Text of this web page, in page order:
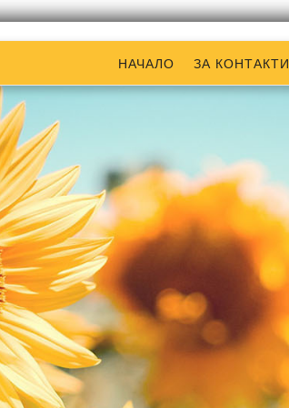
НАЧАЛО ЗА КОНТАКТИ